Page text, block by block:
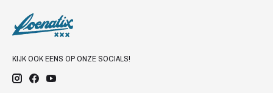
KIJK OOK EENS OP ONZE SOCIALS!